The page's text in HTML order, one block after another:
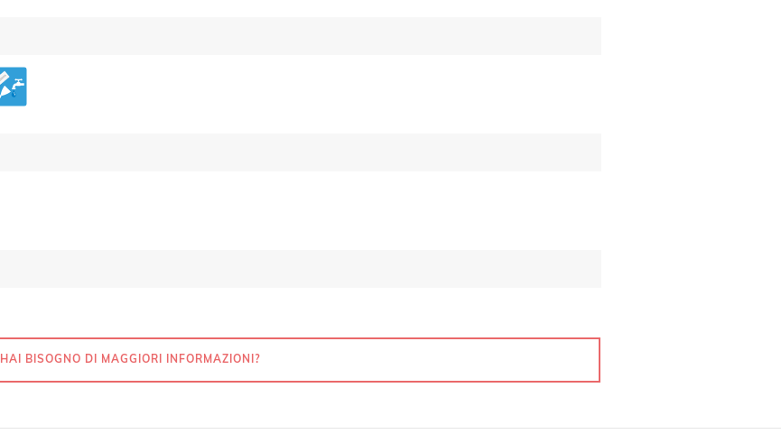
HAI BISOGNO DI MAGGIORI INFORMAZIONI?